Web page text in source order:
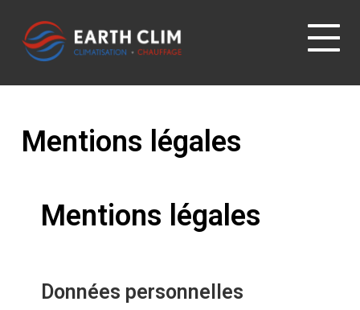
Mentions légales
Mentions légales
Données personnelles